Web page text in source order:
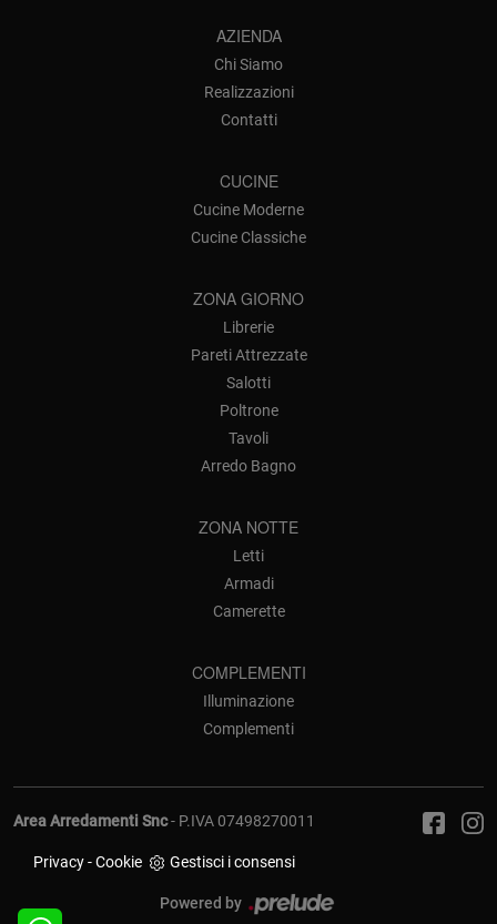
AZIENDA
Chi Siamo
Realizzazioni
Contatti
CUCINE
Cucine Moderne
Cucine Classiche
ZONA GIORNO
Librerie
Pareti Attrezzate
Salotti
Poltrone
Tavoli
Arredo Bagno
ZONA NOTTE
Letti
Armadi
Camerette
COMPLEMENTI
Illuminazione
Complementi
Area Arredamenti Snc- P.IVA 07498270011
Privacy-Cookie Gestisci i consensi
Powered by